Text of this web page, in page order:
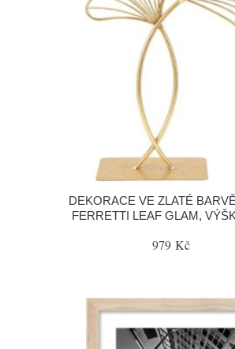
DEKORACE VE ZLATÉ
FERRETTI LEAF GLAM,
979 Kč